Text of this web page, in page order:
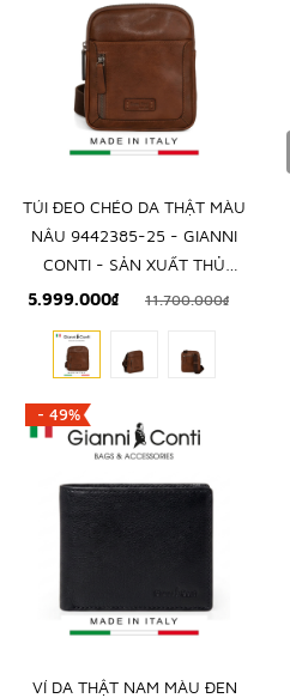
TÚI ĐEO CHÉO DA THẬT MÀU
NÂU 9442385-25 - GIANNI
CONTI - SẢN XUẤT THỦ
CÔNG TẠI ITALY
5.999.000₫ 11.700.000₫
- 49%
VÍ DA THẬT NAM MÀU ĐEN